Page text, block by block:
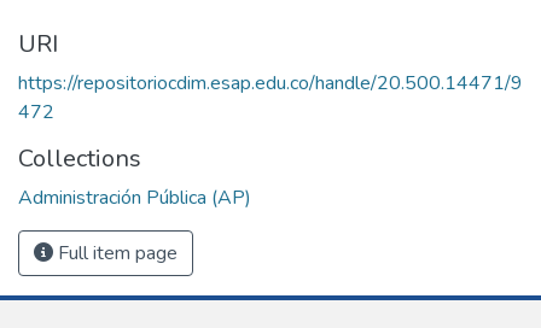
URI
https://repositoriocdim.esap.edu.co/handle/20.500.14471/9
472
Collections
Administración Pública (AP)
Full item page